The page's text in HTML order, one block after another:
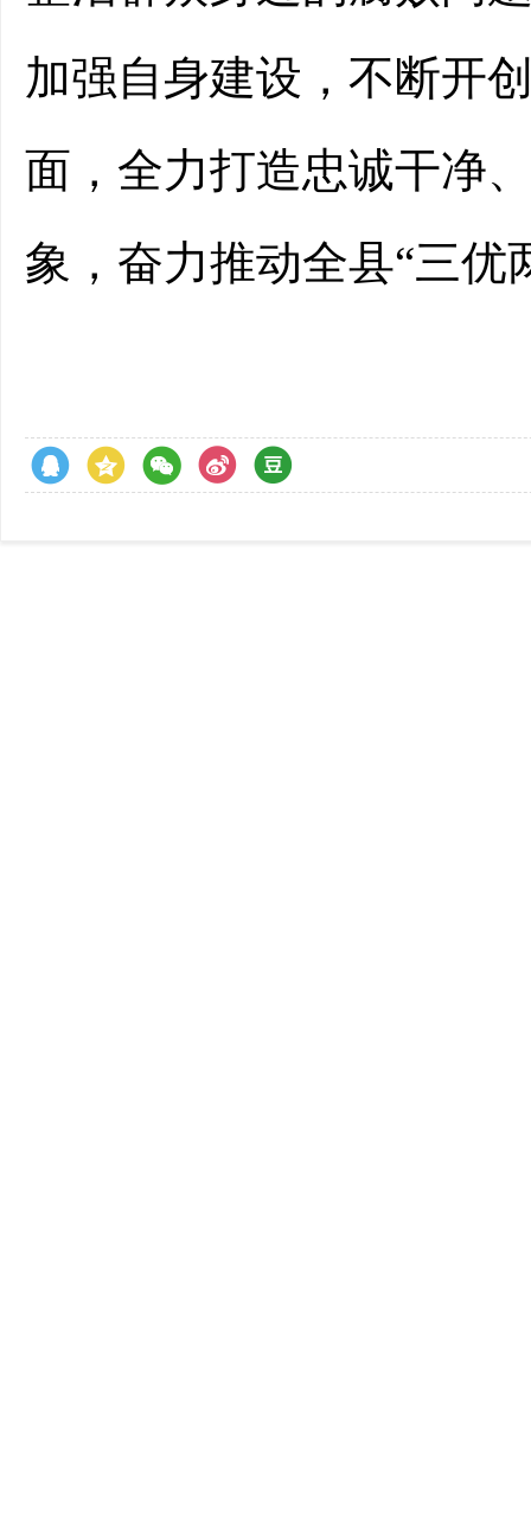
加强自身建设，不断开
面，全力打造忠诚干净
象，奋力推动全县“三优